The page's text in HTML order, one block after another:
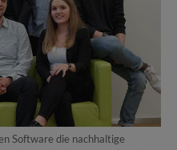
Software die nachhaltige